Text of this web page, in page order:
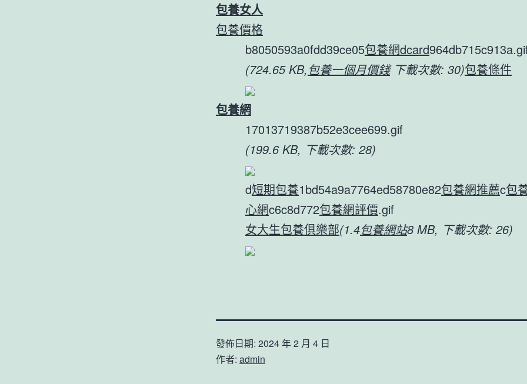
包養女人
包養價格
b8050593a0fdd39ce05包養網dcard
(724.65 KB,包養一個月價錢下載次數: 30)包養條件
包養網
17013719387b52e3cee699.gif
(199.6 KB, 下載次數: 28)
d短期包養1bd54a9a7764ed58780e82包養網推薦c包
心網c6c8d772包養網評價.gif
女大生包養俱樂部(1.4包養網站8 MB, 下載次數: 26)
發佈日期: 2024 年 2 月 4 日
作者: admin